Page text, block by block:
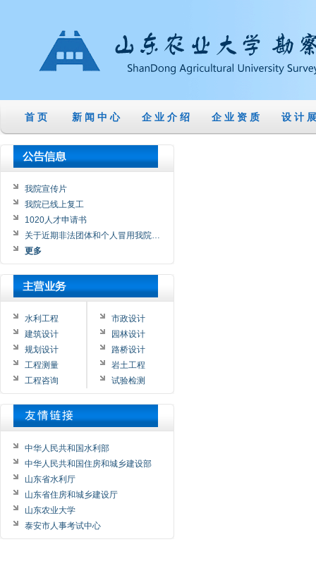
首 页 新 闻 中 心 企 业 介 绍 企 业 资 质 设 计
我院宣传片
我院已线上复工
1020人才申请书
关于近期非法团体和个人冒用我院…
更多
水利工程
建筑设计
规划设计
工程测量
工程咨询
市政设计
园林设计
路桥设计
岩土工程
试验检测
中华人民共和国水利部
中华人民共和国住房和城乡建设部
山东省水利厅
山东省住房和城乡建设厅
山东农业大学
泰安市人事考试中心